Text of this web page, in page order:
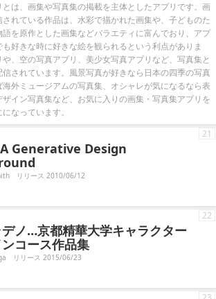
とは、画集や写真集の掲載を主体としたアプリです。画
れている作品は、水彩で描かれた画集や、子どものた
を原作とした画集などバラエティに富んでおり、アプ
好きな時に好きな絵を観られるという利点がありま
、空の写真アプリ、美少女写真アプリなど、写真集と
されています。風景写真が好きなら日本の四季の写真
外ミュージアムの写真集、オシャレが気になるなら表
イン写真集など、お気に入りの画集・写真集アプリを
なっています。
Generative Design
リリース 2010/06/12
21
ノ…京都精華大学キャラクター
コース作品集
リリース 2015/06/23
22